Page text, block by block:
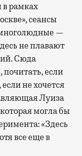
в рамках
сеансы
многолюдные —
не плавают
Сюда
почитать, если
не хочется
Луиза
могла бы
«Здесь
все еще в